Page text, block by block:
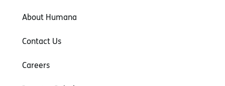
About Humana
Contact Us
Careers